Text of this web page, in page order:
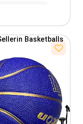
in Basketballs